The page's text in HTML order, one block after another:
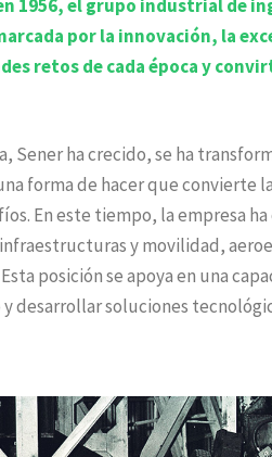
1956, el grupo industrial de
por la innovación, la
retos de cada época y
Sener ha crecido, se ha
forma de hacer que convierte
En este tiempo, la empresa
y movilidad,
posición se apoya en una
desarrollar soluciones